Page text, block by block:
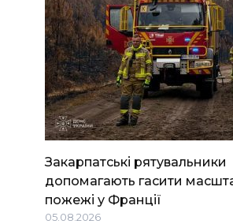
Закарпатські рятувальники
допомагають гасити
пожежі у Франції
05.08.2026